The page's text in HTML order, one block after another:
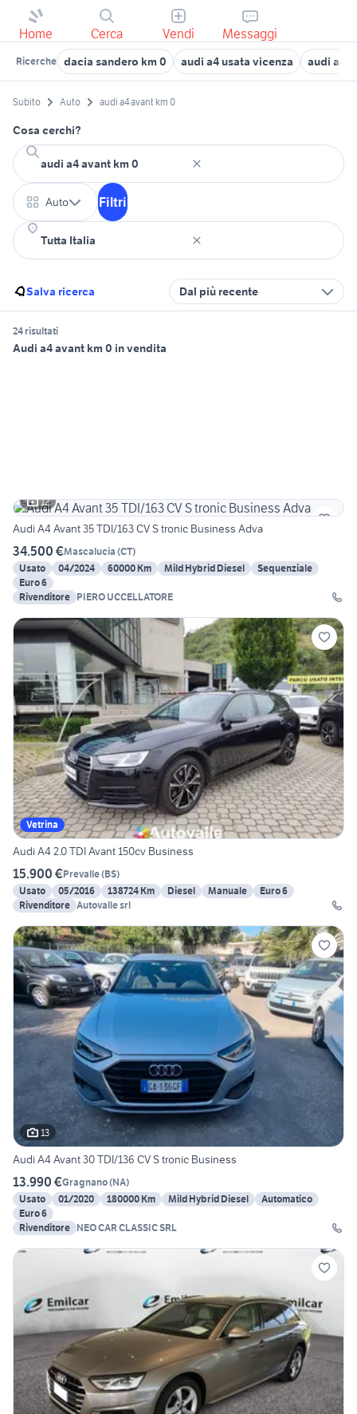
Home Cerca Vendi Messaggi
Ricerche dacia sandero km 0 audi a4 usata vicenza audi a4
Subito Auto audi a4 avant km 0
Cosa cerchi?
Auto Filtri
Salva ricerca Dal più recente
24 risultati
Audi a4 avant km 0 in vendita
12
Audi A4 Avant 35 TDI/163 CV S tronic Business Adva
34.500 €Mascalucia (CT)
Usato
04/2024 60000 Km Mild Hybrid Diesel
Sequenziale
Euro 6
Rivenditore PIERO UCCELLATORE
Vetrina
Audi A4 2.0 TDI Avant 150cv Business
15.900 €Prevalle(BS)
Usato
05/2016 138724 Km Diesel Manuale
Euro 6
Rivenditore Autovalle srl
13
Audi A4 Avant 30 TDI/136 CV S tronic Business
13.990 €Gragnano(NA)
Usato
01/2020 180000 Km Mild Hybrid Diesel
Automatico
Euro 6
Rivenditore NEO CAR CLASSIC SRL